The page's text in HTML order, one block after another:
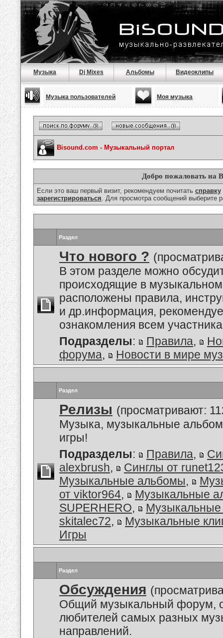
Музыка Dj Mixes Альбомы Видеоклипы
Музыка пользователей Моя музыка
Bisound.com - Музыкальный портал
Добро пожаловать на
Если это ваш первый визит, рекомендуем почитать справку
зарегистрироваться. Для просмотра сообщений выберите
Раздел
Что нового ?
В этом разделе можно
происходящие в
расположены правила,
и др.информация,
ознакомления всем
Подразделы: Правила,
форума, Новости в мире
Раздел
Релизы (просматривают:
Музыка, музыкальные
игры!
Подразделы: Правила,
alexbrush,
Синглы от
Музыкальные альбомы,
от viktor964,
Музыкальные
SUPERHERO,
skitalec72,
Музыкальные
Игры
Раздел
Обсуждения
Общий музыкальный форум,
любителей самых разных
направлений.